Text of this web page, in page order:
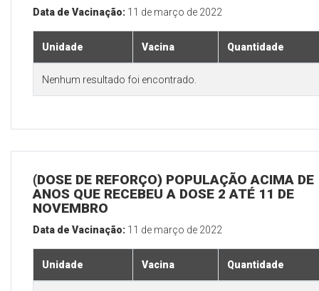
Data de Vacinação: 11 de março de 2022
Unidade Vacina Quantidade
Nenhum resultado foi encontrado.
(DOSE DE REFORÇO) POPULAÇÃO ACIMA DE
ANOS QUE RECEBEU A DOSE 2 ATÉ 11 DE
NOVEMBRO
Data de Vacinação: 11 de março de 2022
Unidade Vacina Quantidade